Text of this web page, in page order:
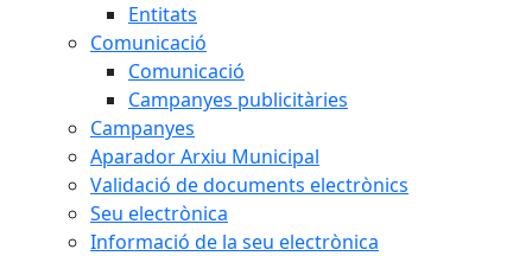
Entitats
Comunicació
Comunicació
Campanyes publicitàries
Campanyes
Aparador Arxiu Municipal
Validació de documents electrònics
Seu electrònica
Informació de la seu electrònica